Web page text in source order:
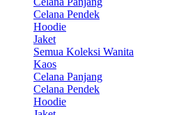
Celana Pendek
Hoodie
Jaket
Semua Koleksi Wanita
Kaos
Celana Panjang
Celana Pendek
Hoodie